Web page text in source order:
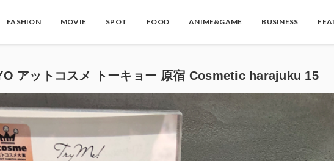
FASHION MOVIE SPOT FOOD ANIME&GAME BUSINESS
アットコスメ トーキョー 原宿 Cosmetic harajuku 15